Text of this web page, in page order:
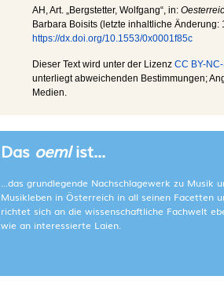
AH , Art. „Bergstetter, Wolfgang“, in:
Barbara Boisits (letzte inhaltliche Änderung:
https://dx.doi.org/10.1553/0x0001f85c
Dieser Text wird unter der Lizenz CC BY-
unterliegt abweichenden Bestimmungen;
Medien.
Das oemlist...
...das grundlegende Nachschlagewerk zu Musik
Musikleben in Österreich in all seinen Facetten
richtet sich an die wissenschaftliche Fachwelt
wie an interessierte Laien.